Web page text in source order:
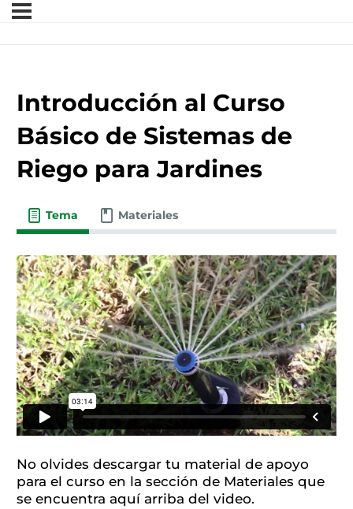
Introducción al Curso
Básico de Sistemas de
Riego para Jardines
Tema Materiales
No olvides descargar tu material de apoyo
para el curso en la sección de Materiales que
se encuentra aquí arriba del video.